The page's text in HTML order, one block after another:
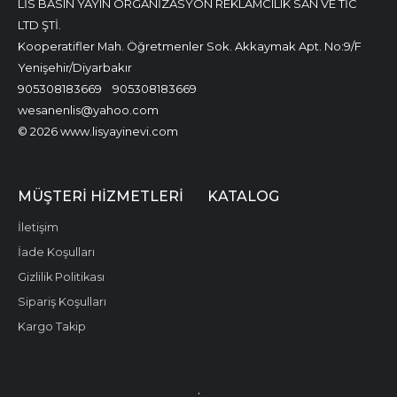
LİS BASIN YAYIN ORGANİZASYON REKLAMCILIK SAN VE TİC
LTD ŞTİ.
Kooperatifler Mah. Öğretmenler Sok. Akkaymak Apt. No:9/F
Yenişehir/Diyarbakır
905308183669
905308183669
wesanenlis@yahoo.com
© 2026 www.lisyayinevi.com
MÜŞTERI HIZMETLERI
İletişim
İade Koşulları
Gizlilik Politikası
Sipariş Koşulları
Kargo Takip
KATALOG
.